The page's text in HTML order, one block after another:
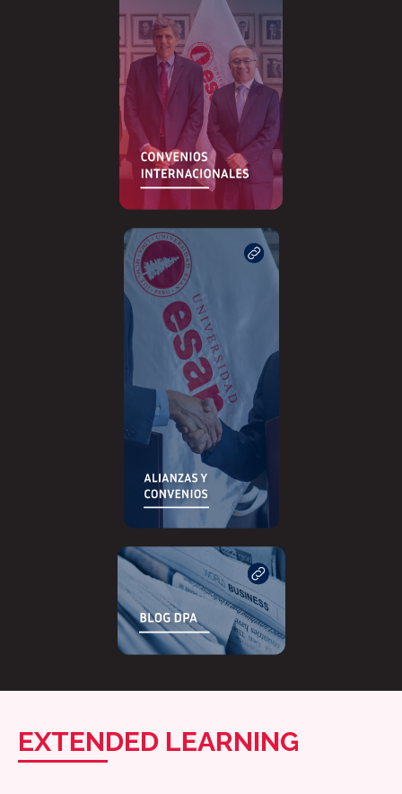
EXTENDED LEARNING